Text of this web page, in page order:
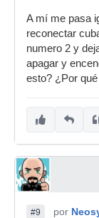
A mí me pasa
reconectar
numero 2 y
apagar y
esto? ¿Por
#9 por